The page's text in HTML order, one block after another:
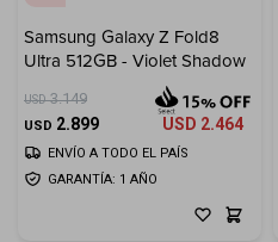
Samsung Galaxy Z Fold8
Ultra 512GB - Violet Shadow
USD 3.149
USD 2.899 USD 2.464
GARANTÍA: 1 AÑO
ENVÍO A TODO EL PAÍS